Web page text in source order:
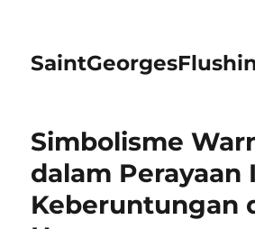
Simbolisme
dalam Perayaan
Keberuntungan